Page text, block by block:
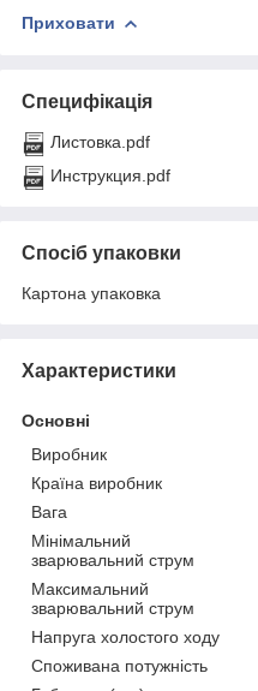
Приховати
Специфікація
Листовка.pdf
Инструкция.pdf
Спосіб упаковки
Картона упаковка
Характеристики
Основні
Виробник
Країна виробник
Вага
Мінімальний
зварювальний струм
Максимальний
зварювальний струм
Напруга холостого ходу
Споживана потужність